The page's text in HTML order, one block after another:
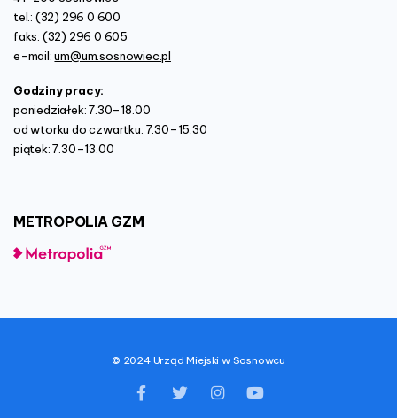
tel.: (32) 296 0 600
faks: (32) 296 0 605
e-mail:um@um.sosnowiec.pl
Godziny pracy:
poniedziałek: 7.30–18.00
od wtorku do czwartku: 7.30–15.30
piątek: 7.30–13.00
METROPOLIA GZM
© 2024 Urząd Miejski w Sosnowcu